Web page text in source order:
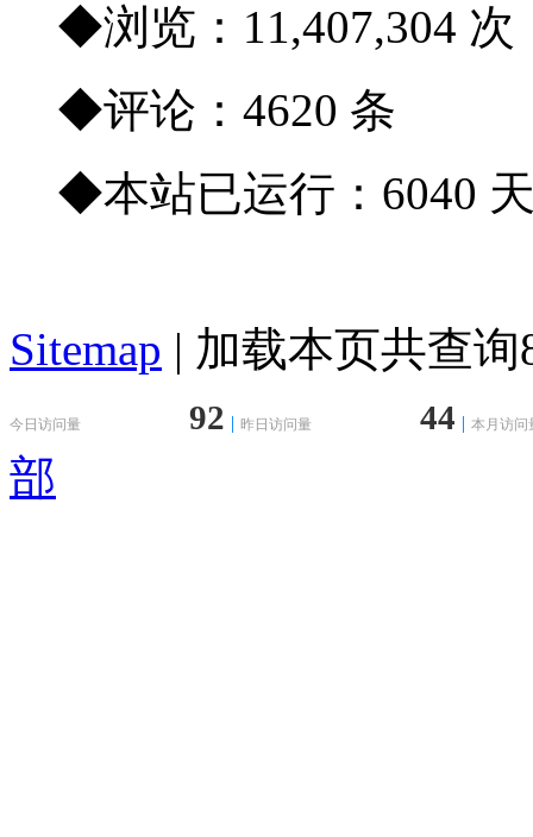
◆浏览：11,407,304 次
◆评论：4620 条
◆本站已运行：6040
Sitemap | 加载本页共查
今日访问量 92 昨日访问量 44 本月访问
部